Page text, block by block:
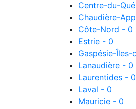
Centre-du-
Chaudière-
Côte-Nord - 0
Estrie - 0
Gaspésie-
Lanaudière - 0
Laurentides - 0
Laval - 0
Mauricie - 0